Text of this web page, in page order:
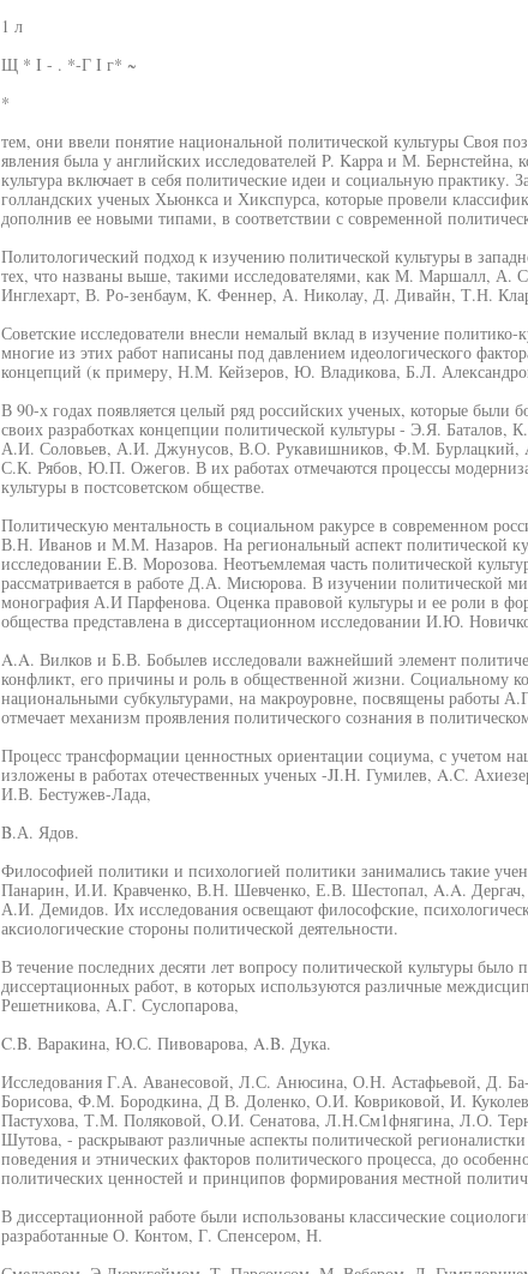
1 л
Щ * I - . *-Г I г* ~
*
тем, они ввели понятие национальной политической культуры Своя
явления была у английских исследователей P. Kappa и М. Бернстейна,
культура включает в себя политические идеи и социальную практику.
голландских ученых Хьюнкса и Хикспурса, которые провели
дополнив ее новыми типами, в соответствии с современной
Политологический подход к изучению политической культуры в
тех, что названы выше, такими исследователями, как М. Маршалл, А.
Инглехарт, В. Ро-зенбаум, К. Феннер, А. Николау, Д. Дивайн, Т.Н.
Советские исследователи внесли немалый вклад в изучение
многие из этих работ написаны под давлением идеологического
концепций (к примеру, Н.М. Кейзеров, Ю. Владикова, Б.Л.
В 90-х годах появляется целый ряд российских ученых, которые были
своих разработках концепции политической культуры - Э.Я.
А.И. Соловьев, А.И. Джунусов, В.О. Рукавишников, Ф.М. Бурлацкий,
С.К. Рябов, Ю.П. Ожегов. В их работах отмечаются процессы
культуры в постсоветском обществе.
Политическую ментальность в социальном ракурсе в современном
В.Н. Иванов и М.М. Назаров. На региональный аспект политической
исследовании Е.В. Морозова. Неотъемлемая часть политической
рассматривается в работе Д.А. Мисюрова. В изучении политической
монография А.И Парфенова. Оценка правовой культуры и ее роли в
общества представлена в диссертационном исследовании И.Ю.
A.A. Вилков и Б.В. Бобылев исследовали важнейший элемент
конфликт, его причины и роль в общественной жизни. Социальному
национальными субкультурами, на макроуровне, посвящены работы
отмечает механизм проявления политического сознания в
Процесс трансформации ценностных ориентации социума, с учетом
изложены в работах отечественных ученых -JI.H. Гумилев, A.C.
И.В. Бестужев-Лада,
B.А. Ядов.
Философией политики и психологией политики занимались такие
Панарин, И.И. Кравченко, В.Н. Шевченко, Е.В. Шестопал, A.A.
А.И. Демидов. Их исследования освещают философские,
аксиологические стороны политической деятельности.
В течение последних десяти лет вопросу политической культуры было
диссертационных работ, в которых используются различные
Решетникова, А.Г. Суслопарова,
C.B. Варакина, Ю.С. Пивоварова, A.B. Дука.
Исследования Г.А. Аванесовой, Л.С. Анюсина, О.Н. Астафьевой, Д.
Борисова, Ф.М. Бородкина, Д В. Доленко, О.И. Ковриковой, И.
Пастухова, Т.М. Поляковой, О.И. Сенатова, Л.Н.См1фнягина, Л.О.
Шутова, - раскрывают различные аспекты политической регионалистки
поведения и этнических факторов политического процесса, до
политических ценностей и принципов формирования местной
В диссертационной работе были использованы классические
разработанные О. Контом, Г. Спенсером, Н.